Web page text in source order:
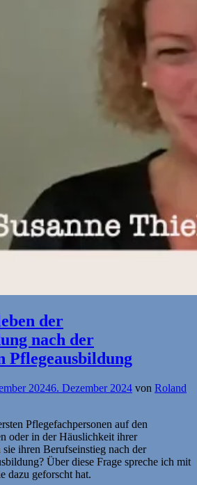
der
nach der
Pflegeausbildung
20246. Dezember 2024 von Roland
Pflegefachpersonen auf den
oder in der Häuslichkeit ihrer
ihren Berufseinstieg nach der
Über diese Frage spreche ich mit
dazu geforscht hat.